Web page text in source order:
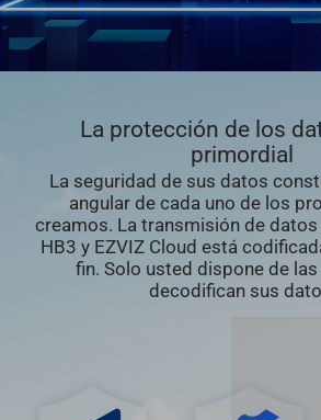
La protección de los
primordial
La seguridad de sus datos
angular de cada uno de los
creamos. La transmisión de
HB3 y EZVIZ Cloud está
fin. Solo usted dispone de
decodifican sus